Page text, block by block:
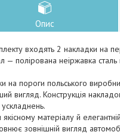
Опис
входять 2 накладки на
— полірована неіржавка сталь
на пороги польського
вигляд. Конструкція
якісному матеріалу й
зовнішній вигляд